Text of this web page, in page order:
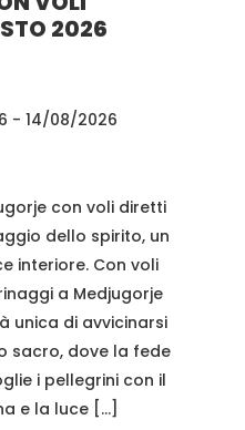
2026
- 14/08/2026
con voli diretti
dello spirito, un
interiore. Con voli
a Medjugorje
unica di avvicinarsi
sacro, dove la fede
i pellegrini con il
e la luce […]